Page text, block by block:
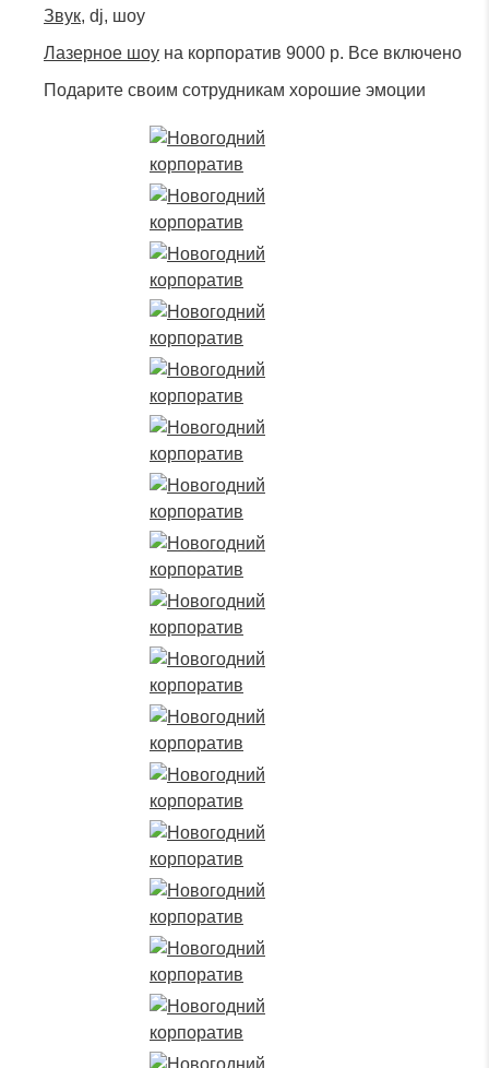
Звук, dj, шоу
Лазерное шоу на корпоратив 9000 р. Все включено
Подарите своим сотрудникам хорошие эмоции